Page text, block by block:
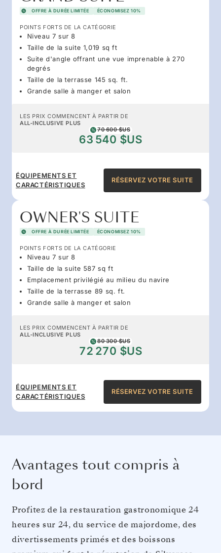
OFFRE À DURÉE LIMITÉE ÉCONOMISEZ 10%
POINTS FORTS DE LA CATÉGORIE
Niveau 7 sur 8
Taille de la suite 1,019 sq ft
Suite d'angle offrant une vue imprenable à 270
degrés
Taille de la terrasse 145 sq. ft.
Grande salle à manger et salon
LES PRIX COMMENCENT À PARTIR DE
ALL-INCLUSIVE PLUS
70 600 $US
63 540 $US
ÉQUIPEMENTS ET
CARACTÉRISTIQUES
RÉSERVEZ VOTRE SUITE
OWNER'S SUITE
OFFRE À DURÉE LIMITÉE ÉCONOMISEZ 10%
POINTS FORTS DE LA CATÉGORIE
Niveau 7 sur 8
Taille de la suite 587 sq ft
Emplacement privilégié au milieu du navire
Taille de la terrasse 89 sq. ft.
Grande salle à manger et salon
LES PRIX COMMENCENT À PARTIR DE
ALL-INCLUSIVE PLUS
80 300 $US
72 270 $US
ÉQUIPEMENTS ET
CARACTÉRISTIQUES
RÉSERVEZ VOTRE SUITE
Avantages tout compris à
bord
Profitez de la restauration gastronomique 24
heures sur 24, du service de majordome, des
divertissements primés et des boissons